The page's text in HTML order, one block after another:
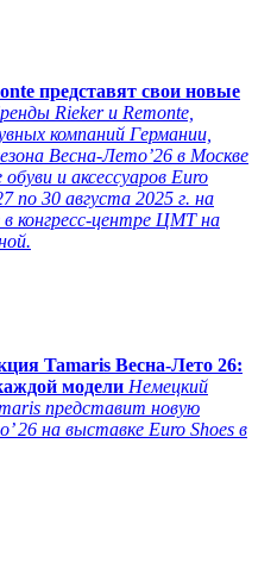
представят свои новые
Rieker и Remonte,
компаний Германии,
Весна-Лето’26 в Москве
и аксессуаров Euro
по 30 августа 2025 г. на
конгресс-центре ЦМТ на
Tamaris Весна-Лето 26:
модели Немецкий
представит новую
26 на выставке Euro Shoes в